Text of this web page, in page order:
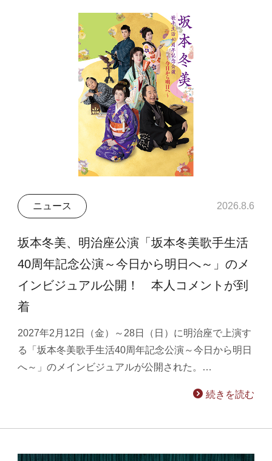
ニュース 2026.8.6
坂本冬美、明治座公演「坂本冬美歌手生活
40周年記念公演～今日から明日へ～」のメ
インビジュアル公開！ 本人コメントが到
着
2027年2月12日（金）～28日（日）に明治座で上演す
る「坂本冬美歌手生活40周年記念公演～今日から明日
へ～」のメインビジュアルが公開された。…
続きを読む